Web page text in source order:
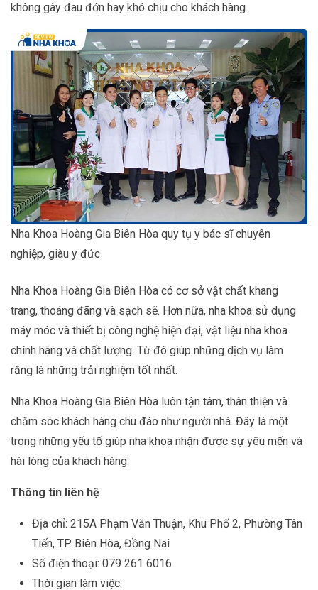
không gây đau đớn hay khó chịu cho khách hàng.
Nha Khoa Hoàng Gia Biên Hòa quy tụ y bác sĩ chuyên
nghiệp, giàu y đức
Nha Khoa Hoàng Gia Biên Hòa có cơ sở vật chất khang
trang, thoáng đãng và sạch sẽ. Hơn nữa, nha khoa sử dụng
máy móc và thiết bị công nghệ hiện đại, vật liệu nha khoa
chính hãng và chất lượng. Từ đó giúp những dịch vụ làm
răng là những trải nghiệm tốt nhất.
Nha Khoa Hoàng Gia Biên Hòa luôn tận tâm, thân thiện và
chăm sóc khách hàng chu đáo như người nhà. Đây là một
trong những yếu tố giúp nha khoa nhận được sự yêu mến và
hài lòng của khách hàng.
Thông tin liên hệ
Địa chỉ: 215A Phạm Văn Thuận, Khu Phố 2, Phường Tân
Tiến, TP. Biên Hòa, Đồng Nai
Số điện thoại: 079 261 6016
Thời gian làm việc: